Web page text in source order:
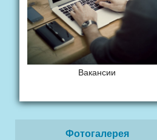
Вакансии
Фотогалерея